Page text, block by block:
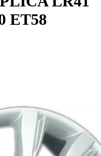
ET58